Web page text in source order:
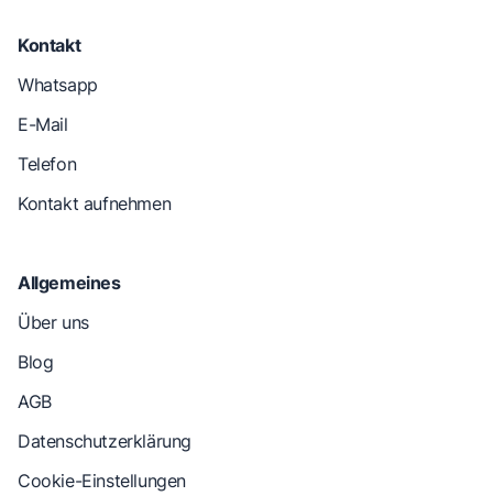
Kontakt
Whatsapp
E-Mail
Telefon
Kontakt aufnehmen
Allgemeines
Über uns
Blog
AGB
Datenschutzerklärung
Cookie-Einstellungen